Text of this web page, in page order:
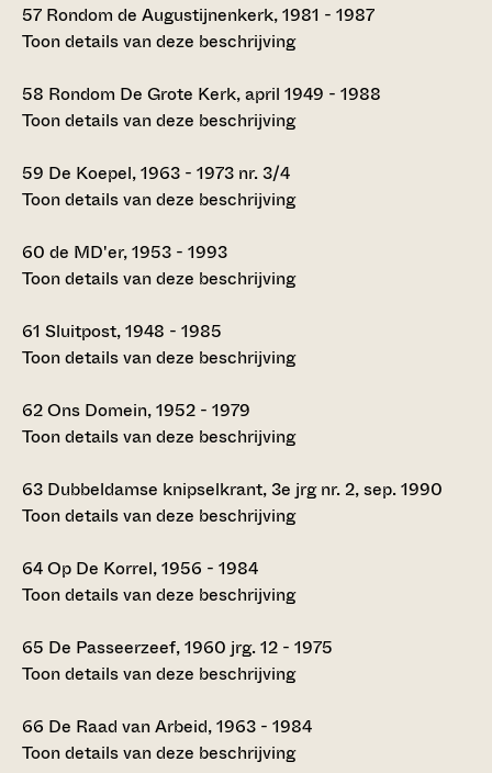
57 Rondom de Augustijnenkerk, 1981 - 1987
Toon details van deze beschrijving
58 Rondom De Grote Kerk, april 1949 - 1988
Toon details van deze beschrijving
59 De Koepel, 1963 - 1973 nr. 3/4
Toon details van deze beschrijving
60 de MD'er, 1953 - 1993
Toon details van deze beschrijving
61 Sluitpost, 1948 - 1985
Toon details van deze beschrijving
62Ons Domein, 1952 - 1979
Toon details van deze beschrijving
63 Dubbeldamse knipselkrant, 3e jrg nr. 2, sep. 1990
Toon details van deze beschrijving
64Op De Korrel, 1956 - 1984
Toon details van deze beschrijving
65 De Passeerzeef, 1960 jrg. 12 - 1975
Toon details van deze beschrijving
66 De Raad van Arbeid, 1963 - 1984
Toon details van deze beschrijving